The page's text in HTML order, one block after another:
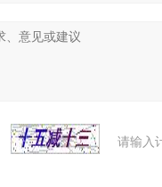
请输入